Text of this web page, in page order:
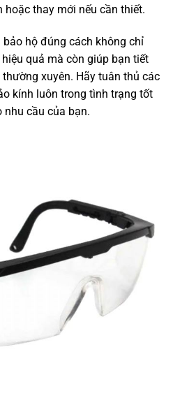
hoặc thay mới nếu cần thiết.
hộ đúng cách không chỉ
quả mà còn giúp bạn tiết
xuyên. Hãy tuân thủ các
kính luôn trong tình trạng tốt
nhu cầu của bạn.